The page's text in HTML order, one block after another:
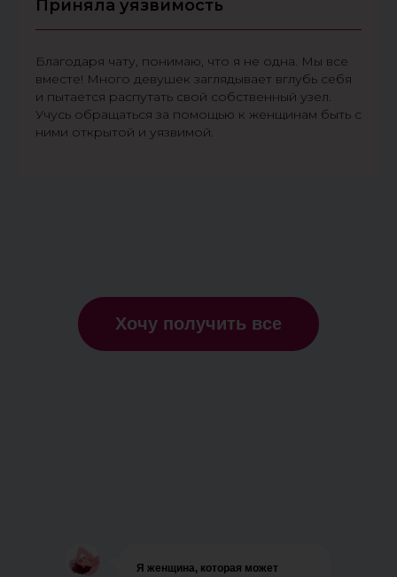
Приняла уязвимость
Благодаря чату, понимаю, что я не одна. Мы все
вместе! Много девушек заглядывает вглубь себя
и пытается распутать свой собственный узел.
Учусь обращаться за помощью к женщинам быть с
ними открытой и уязвимой.
Хочу получить все
Я женщина, которая может